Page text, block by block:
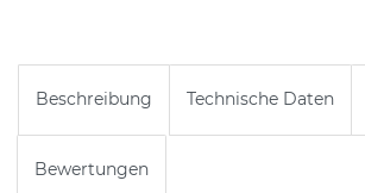
Beschreibung Technische Daten
Bewertungen